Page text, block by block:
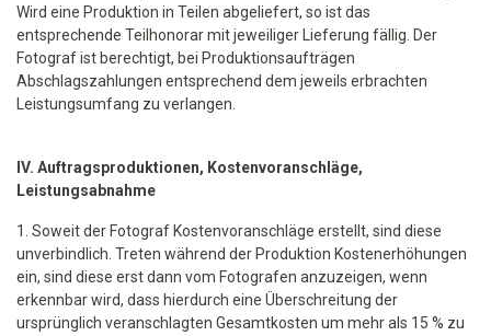
Wird eine Produktion in Teilen abgeliefert, so ist das
entsprechende Teilhonorar mit jeweiliger Lieferung fällig. Der
Fotograf ist berechtigt, bei Produktionsaufträgen
Abschlagszahlungen entsprechend dem jeweils erbrachten
Leistungsumfang zu verlangen.
IV. Auftragsproduktionen, Kostenvoranschläge,
Leistungsabnahme
1. Soweit der Fotograf Kostenvoranschläge erstellt, sind diese
unverbindlich. Treten während der Produktion Kostenerhöhungen
ein, sind diese erst dann vom Fotografen anzuzeigen, wenn
erkennbar wird, dass hierdurch eine Überschreitung der
ursprünglich veranschlagten Gesamtkosten um mehr als 15 % zu